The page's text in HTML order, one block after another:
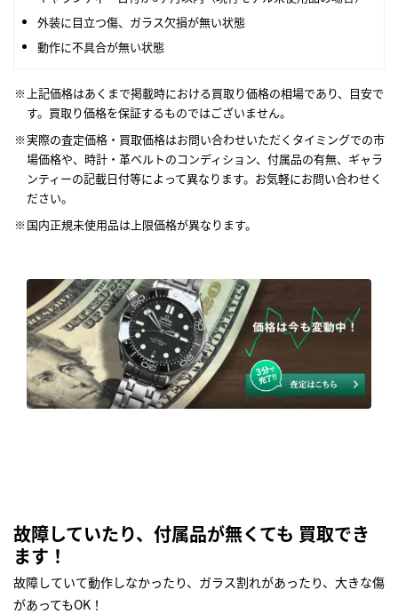
外装に目立つ傷、ガラス欠損が無い状態
動作に不具合が無い状態
上記価格はあくまで掲載時における買取り価格の相場であり、目安で
す。買取り価格を保証するものではございません。
実際の査定価格・買取価格はお問い合わせいただくタイミングでの市
場価格や、時計・革ベルトのコンディション、付属品の有無、ギャラ
ンティーの記載日付等によって異なります。お気軽にお問い合わせく
ださい。
国内正規未使用品は上限価格が異なります。
故障していたり、付属品が無くても 買取でき
ます！
故障していて動作しなかったり、ガラス割れがあったり、大きな傷
があってもOK！